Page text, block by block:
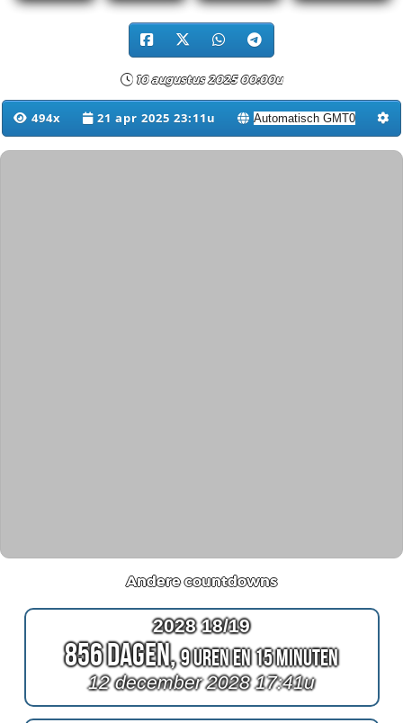
10 augustus 2025 00:00u
494x 21 apr 2025 23:11u
Andere countdowns
2028 18/19
856 Dagen,9 Uren en 15 Minuten
12 december 2028 17:41u